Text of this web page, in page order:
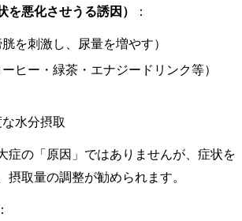
を悪化させうる誘因） ：
を刺激し、尿量を増やす）
ヒー・緑茶・エナジードリンク等）
水分摂取
症の「原因」ではありませんが、症状を
摂取量の調整が勧められます。
：